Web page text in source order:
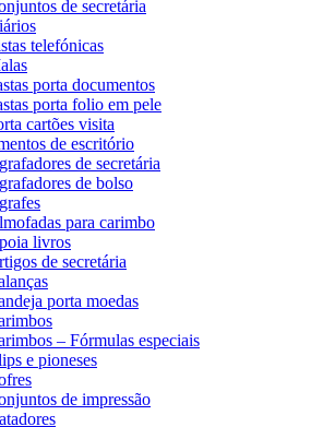
de secretária
telefónicas
porta documentos
porta folio em pele
cartões visita
de escritório
de secretária
de bolso
para carimbo
livros
de secretária
porta moedas
– Fórmulas especiais
e pioneses
de impressão